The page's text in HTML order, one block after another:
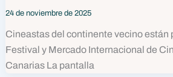
24 de noviembre de 2025
Cineastas del continente vecino están
Festival y Mercado Internacional de
Canarias La pantalla